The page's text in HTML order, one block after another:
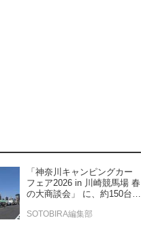
「神奈川キャンピングカー
フェア2026 in 川崎競馬場 春
の大商談会」 に、約150台の
SOTOBIRA編集部